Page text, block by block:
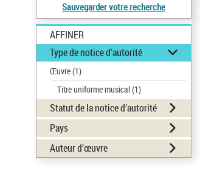
Sauvegarder votre recherche
AFFINER
Type de notice d'autorité
Œuvre(1)
Titre uniforme musical(1)
Statut de la notice d’autorité
Pays
Auteur d’œuvre